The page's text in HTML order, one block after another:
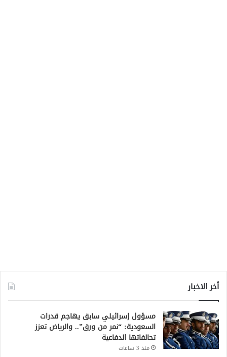
أخر الاخبار
مسؤول إسرائيلي سابق يهاجم قدرات
السعودية: “نمر من ورق”.. والرياض تعزز
تحالفاتها الدفاعية
منذ 3 ساعات